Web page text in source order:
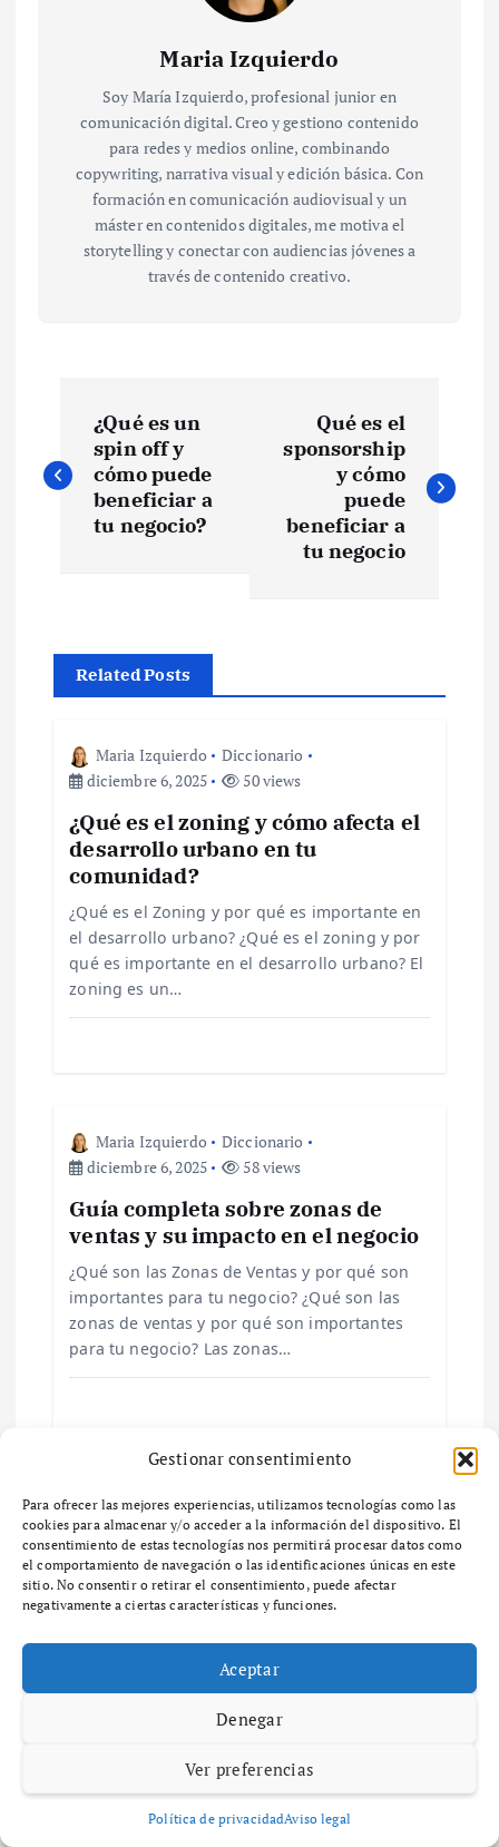
Gestionar consentimiento
Para ofrecer las mejores experiencias, utilizamos tecnologías como las
cookies para almacenar y/o acceder a la información del dispositivo. El
consentimiento de estas tecnologías nos permitirá procesar datos como
el comportamiento de navegación o las identificaciones únicas en este
sitio. No consentir o retirar el consentimiento, puede afectar
negativamente a ciertas características y funciones.
Aceptar
Denegar
Ver preferencias
Política de privacidadAviso legal
Maria Izquierdo
Soy María Izquierdo, profesional junior en
comunicación digital. Creo y gestiono contenido
para redes y medios online, combinando
copywriting, narrativa visual y edición básica. Con
formación en comunicación audiovisual y un
máster en contenidos digitales, me motiva el
storytelling y conectar con audiencias jóvenes a
través de contenido creativo.
a
¿Qué es un
spin off y
cómo puede
beneficiar a
tu negocio?
Qué es el
sponsorship
y cómo
puede
beneficiar a
tu negocio
Related Posts
Maria Izquierdo
Diccionario
diciembre 6, 2025
50 views
¿Qué es el zoning y cómo afecta el
desarrollo urbano en tu
comunidad?
¿Qué es el Zoning y por qué es importante en
el desarrollo urbano? ¿Qué es el zoning y por
qué es importante en el desarrollo urbano? El
zoning es un…
Maria Izquierdo
Diccionario
diciembre 6, 2025
58 views
Guía completa sobre zonas de
ventas y su impacto en el negocio
¿Qué son las Zonas de Ventas y por qué son
importantes para tu negocio? ¿Qué son las
zonas de ventas y por qué son importantes
para tu negocio? Las zonas…
Deja una respuesta
Tu dirección de correo electrónico no será publicada. Los
campos obligatorios están marcados con*
Nombre*